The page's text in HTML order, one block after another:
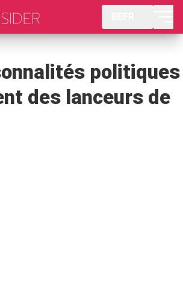
politiques
des lanceurs de